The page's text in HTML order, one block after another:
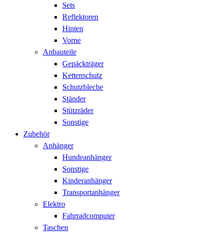
Sets
Reflektoren
Hinten
Vorne
Anbauteile
Gepäckträger
Kettenschutz
Schutzbleche
Ständer
Stützräder
Sonstige
Zubehör
Anhänger
Hundeanhänger
Sonstige
Kinderanhänger
Transportanhänger
Elektro
Fahrradcomputer
Taschen